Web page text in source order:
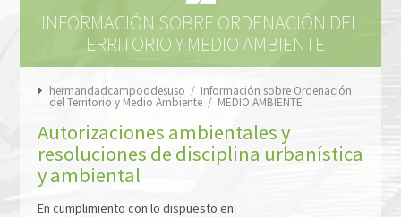
INFORMACIÓN SOBRE ORDENACIÓN DEL
TERRITORIO Y MEDIO AMBIENTE
hermandadcampoodesuso / Información sobre Ordenación
del Territorio y Medio Ambiente / MEDIO AMBIENTE
Autorizaciones ambientales y
resoluciones de disciplina urbanística
y ambiental
En cumplimiento con lo dispuesto en: